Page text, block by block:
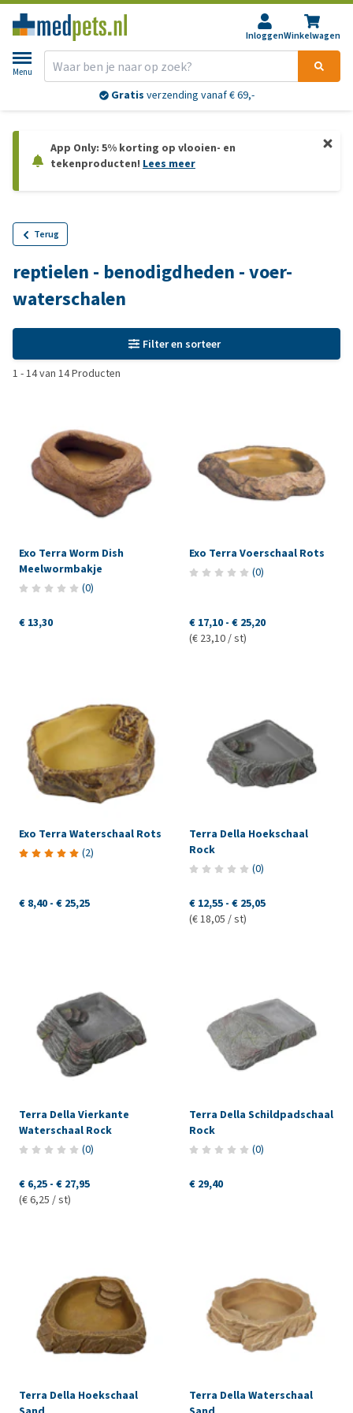
InloggenWinkelwagen
Menu
Gratis verzending vanaf € 69,-
App Only: 5% korting op vlooien- en
tekenproducten! Lees meer
Terug
reptielen - benodigdheden - voer-
waterschalen
Filter en sorteer
1 -14van 14Producten
Exo Terra Worm Dish
Meelwormbakje
(0)
€ 13,30
Exo Terra Voerschaal Rots
(0)
€ 17,10 - € 25,20
(€ 23,10 / st)
Exo Terra Waterschaal Rots
(2)
€ 8,40 - € 25,25
Terra Della Hoekschaal
Rock
(0)
€ 12,55 - € 25,05
(€ 18,05 / st)
Terra Della Vierkante
Waterschaal Rock
(0)
€ 6,25 - € 27,95
(€ 6,25 / st)
Terra Della Schildpadschaal
Rock
(0)
€ 29,40
Terra Della Hoekschaal
Terra Della Waterschaal